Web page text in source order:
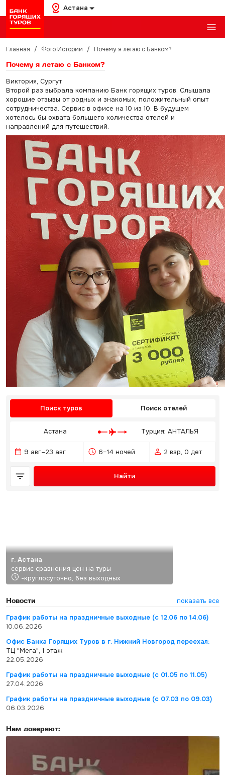
Астана
Главная / Фото Истории / Почему я летаю с Банком?
Почему я летаю с Банком?
Виктория, Сургут
Второй раз выбрала компанию Банк горящих туров. Слышала
хорошие отзывы от родных и знакомых, положительный опыт
сотрудничества. Сервис в офисе на 10 из 10. В будущем
хотелось бы охвата большего количества отелей и
направлений для путешествий.
Поиск туров Поиск отелей
Астана Турция: АНТАЛЬЯ
9 авг–23 авг 6–14 ночей 2 взр, 0 дет
Найти
г. Астана
сервис сравнения цен на туры
-круглосуточно, без выходных
Новости
показать все
График работы на праздничные выходные (с 12.06 по 14.06)
10.06.2026
Офис Банка Горящих Туров в г. Нижний Новгород переехал:
ТЦ "Мега", 1 этаж
22.05.2026
График работы на праздничные выходные (с 01.05 по 11.05)
27.04.2026
График работы на праздничные выходные (с 07.03 по 09.03)
06.03.2026
Нам доверяют: